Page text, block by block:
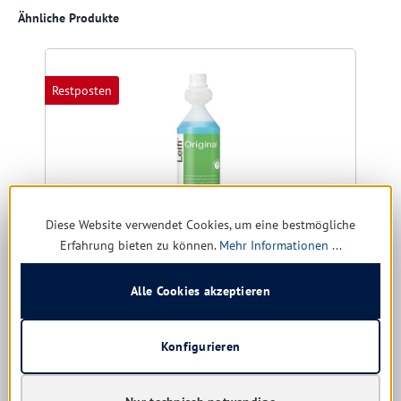
Produktgalerie überspringen
Ähnliche Produkte
Restposten
Diese Website verwendet Cookies, um eine bestmögliche
Erfahrung bieten zu können. Mehr Informationen ...
Konfigurieren
Alle Cookies akzeptieren